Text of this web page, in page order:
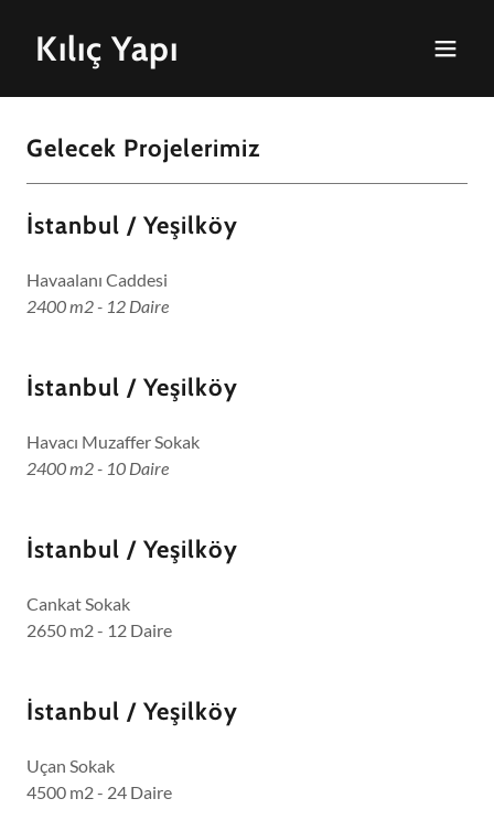
Kılıç Yapı
Gelecek Projelerimiz
İstanbul / Yeşilköy
Havaalanı Caddesi
2400 m2 - 12 Daire
İstanbul / Yeşilköy
Havacı Muzaffer Sokak
2400 m2 - 10 Daire
İstanbul / Yeşilköy
Cankat Sokak
2650 m2 - 12 Daire
İstanbul / Yeşilköy
Uçan Sokak
4500 m2 - 24 Daire